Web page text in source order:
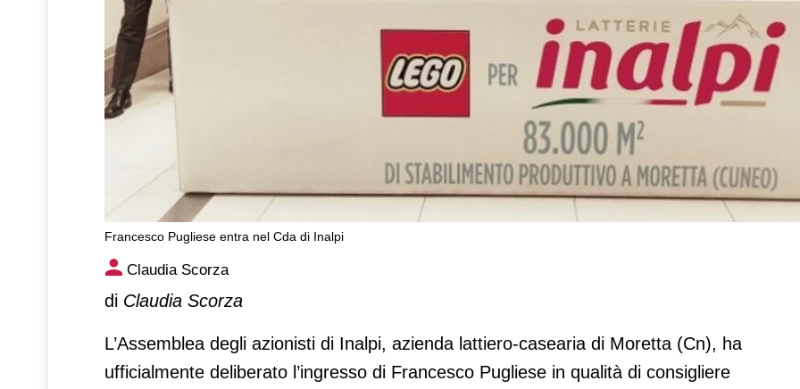
Francesco Pugliese entra nel Cda di Inalpi
Francesco Pugliese entra nel Cda di Inalpi
Claudia Scorza
di Claudia Scorza
L’Assemblea degli azionisti di Inalpi, azienda lattiero-casearia di Moretta (Cn), ha
ufficialmente deliberato l’ingresso di Francesco Pugliese in qualità di consigliere